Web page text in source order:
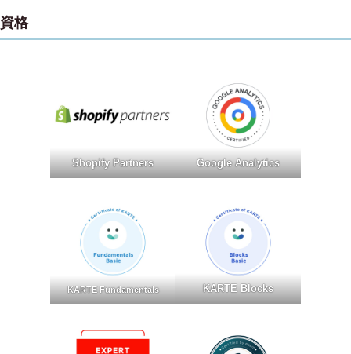
資格
Shopify Partners Google Analytics
KARTE Fundamentals KARTE Blocks